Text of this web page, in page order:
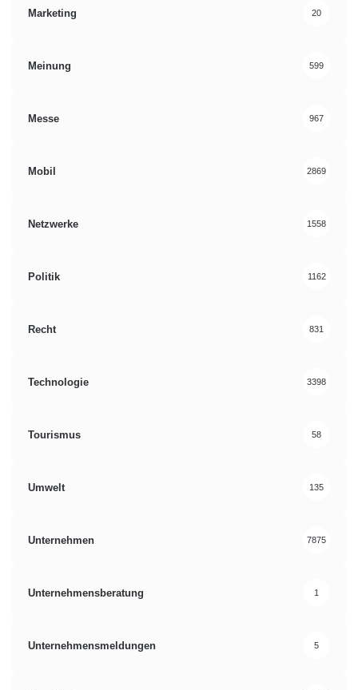
Marketing 20
Meinung 599
Messe 967
Mobil 2869
Netzwerke 1558
Politik 1162
Recht 831
Technologie 3398
Tourismus 58
Umwelt 135
Unternehmen 7875
Unternehmensberatung 1
Unternehmensmeldungen 5